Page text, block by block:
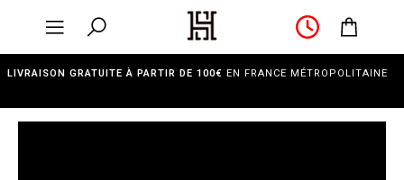
LIVRAISON GRATUITE À PARTIR DE 100€ EN FRANCE MÉTROPOLITAINE